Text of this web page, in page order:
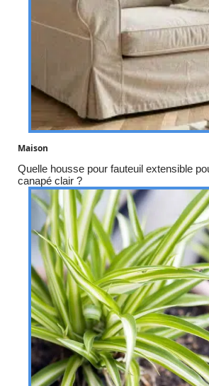
Maison
Quelle housse pour fauteuil extensible
canapé clair ?